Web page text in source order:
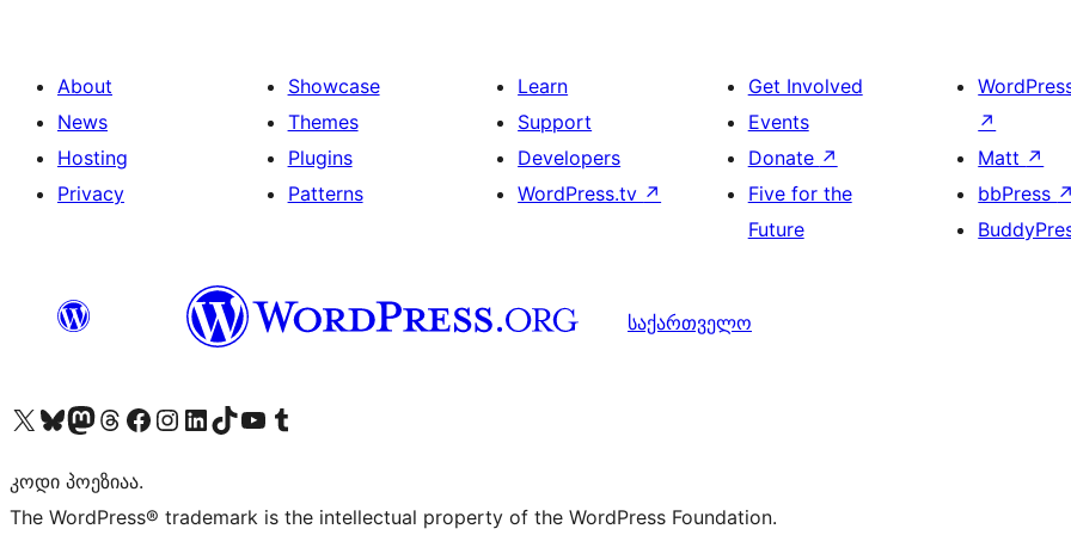
About
News
Hosting
Privacy
Showcase
Themes
Plugins
Patterns
Learn
Support
Developers
WordPress.tv ↗
Get Involved
Events
Donate ↗
Five for the
Future
↗
Matt ↗
bbPress ↗
საქართველო
Visit our X (formerly Twitter) account
Visit our Bluesky account
Visit our Mastodon account
Visit our Threads account
Visit our Facebook page
Visit our Instagram account
Visit our LinkedIn account
Visit our TikTok account
Visit our YouTube channel
Visit our Tumblr account
კოდი პოეზიაა.
The WordPress® trademark is the intellectual property of the WordPress Foundation.